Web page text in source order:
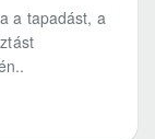
a tapadást, a